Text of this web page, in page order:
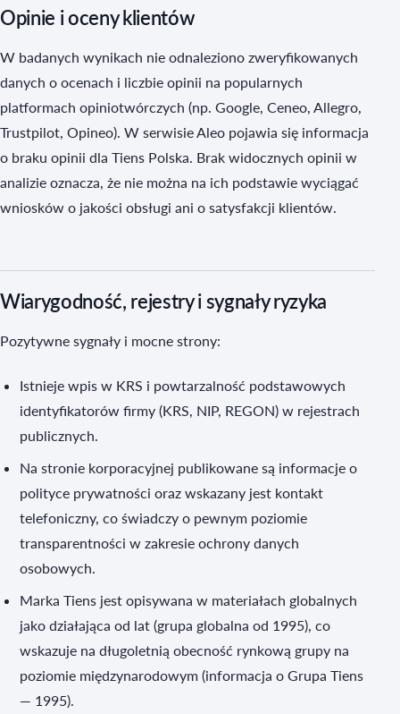
Opinie i oceny klientów
W badanych wynikach nie odnaleziono zweryfikowanych
danych o ocenach i liczbie opinii na popularnych
platformach opiniotwórczych (np. Google, Ceneo, Allegro,
Trustpilot, Opineo). W serwisie Aleo pojawia się informacja
o braku opinii dla Tiens Polska. Brak widocznych opinii w
analizie oznacza, że nie można na ich podstawie wyciągać
wniosków o jakości obsługi ani o satysfakcji klientów.
Wiarygodność, rejestry i sygnały ryzyka
Pozytywne sygnały i mocne strony:
Istnieje wpis w KRS i powtarzalność podstawowych
identyfikatorów firmy (KRS, NIP, REGON) w rejestrach
publicznych.
Na stronie korporacyjnej publikowane są informacje o
polityce prywatności oraz wskazany jest kontakt
telefoniczny, co świadczy o pewnym poziomie
transparentności w zakresie ochrony danych
osobowych.
Marka Tiens jest opisywana w materiałach globalnych
jako działająca od lat (grupa globalna od 1995), co
wskazuje na długoletnią obecność rynkową grupy na
poziomie międzynarodowym (informacja o Grupa Tiens
— 1995).